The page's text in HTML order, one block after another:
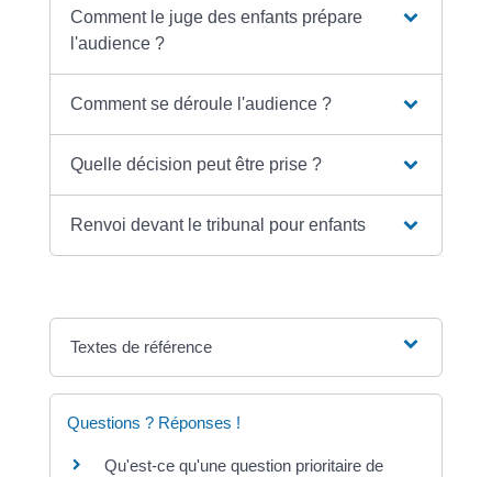
Comment le juge des enfants prépare
l'audience ?
Comment se déroule l'audience ?
Quelle décision peut être prise ?
Renvoi devant le tribunal pour enfants
Textes de référence
Questions ? Réponses !
Qu'est-ce qu'une question prioritaire de